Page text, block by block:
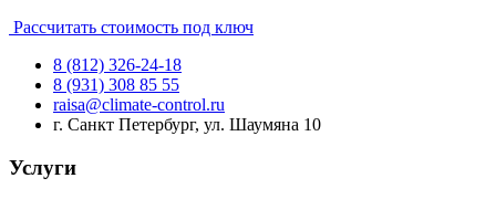
Рассчитать стоимость под ключ
8 (812) 326-24-18
8 (931) 308 85 55
raisa@climate-control.ru
г. Санкт Петербург, ул. Шаумяна 10
Услуги